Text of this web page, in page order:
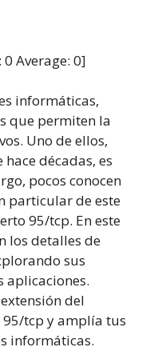
0 Average: 0]
informáticas,
que permiten la
Uno de ellos,
décadas, es
pocos conocen
particular de este
95/tcp. En este
los detalles de
sus
aplicaciones.
del
tcp y amplía tus
informáticas.